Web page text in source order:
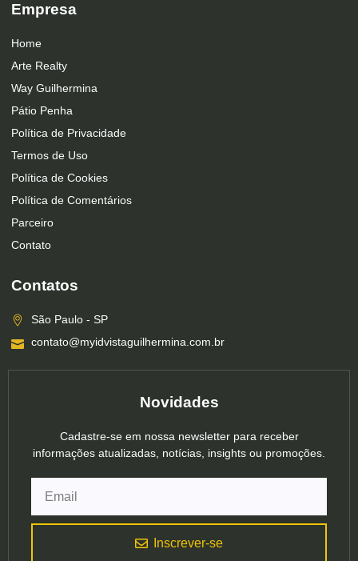
Empresa
Home
Arte Realty
Way Guilhermina
Pátio Penha
Política de Privacidade
Termos de Uso
Política de Cookies
Política de Comentários
Parceiro
Contato
Contatos
São Paulo - SP
contato@myidvistaguilhermina.com.br
Novidades
Cadastre-se em nossa newsletter para receber
informações atualizadas, notícias, insights ou promoções.
Inscrever-se